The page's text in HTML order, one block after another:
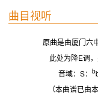
曲目视听
原曲是由厦门六
此处为降E调
音域：S： b
（本曲谱已由